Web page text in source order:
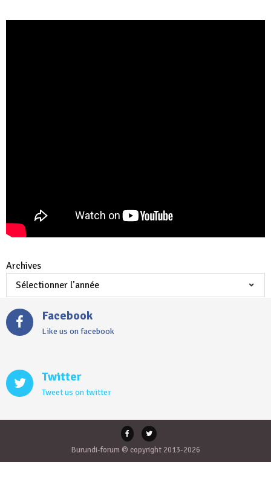
Archives
Facebook
Like us on facebook
Twitter
Tweet us on twitter
Burundi-forum © copyright 2013-2026